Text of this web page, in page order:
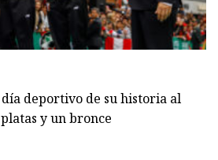
deportivo de su historia al
y un bronce